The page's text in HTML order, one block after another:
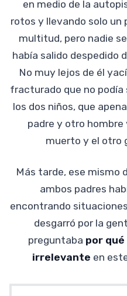
en medio de la
rotos y llevando solo un
multitud, pero nadie
había salido despedido
No muy lejos de él
fracturado que no podía
los dos niños, que
padre y otro hombre
muerto y el otro
Más tarde, ese mismo
ambos padres
encontrando
desgarró por la
preguntaba por
irrelevante en